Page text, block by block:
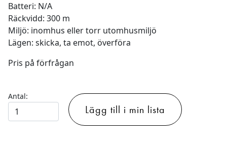
Batteri: N/A
Räckvidd: 300 m
Miljö: inomhus eller torr utomhusmiljö
Lägen: skicka, ta emot, överföra
Pris på förfrågan
Antal:
ASTERA
WIRELESS
Lägg till i min lista